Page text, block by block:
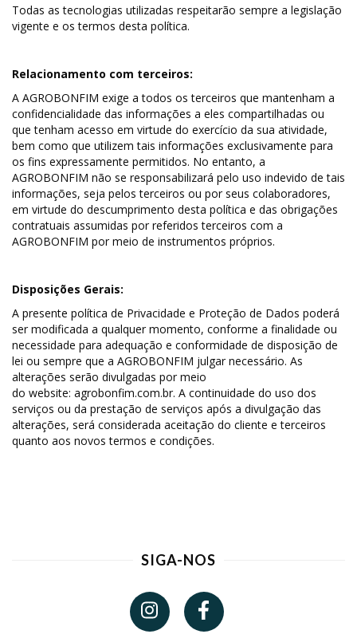
Todas as tecnologias utilizadas respeitarão sempre a legislação
vigente e os termos desta política.
Relacionamento com terceiros:
A AGROBONFIM exige a todos os terceiros que mantenham a
confidencialidade das informações a eles compartilhadas ou
que tenham acesso em virtude do exercício da sua atividade,
bem como que utilizem tais informações exclusivamente para
os fins expressamente permitidos. No entanto, a
AGROBONFIM não se responsabilizará pelo uso indevido de tais
informações, seja pelos terceiros ou por seus colaboradores,
em virtude do descumprimento desta política e das obrigações
contratuais assumidas por referidos terceiros com a
AGROBONFIM por meio de instrumentos próprios.
Disposições Gerais:
A presente política de Privacidade e Proteção de Dados poderá
ser modificada a qualquer momento, conforme a finalidade ou
necessidade para adequação e conformidade de disposição de
lei ou sempre que a AGROBONFIM julgar necessário. As
alterações serão divulgadas por meio
do website: agrobonfim.com.br. A continuidade do uso dos
serviços ou da prestação de serviços após a divulgação das
alterações, será considerada aceitação do cliente e terceiros
quanto aos novos termos e condições.
SIGA-NOS